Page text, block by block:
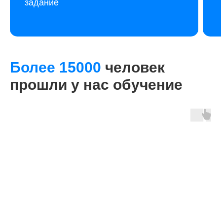
задание
Более 15000 человек
прошли у нас обучение